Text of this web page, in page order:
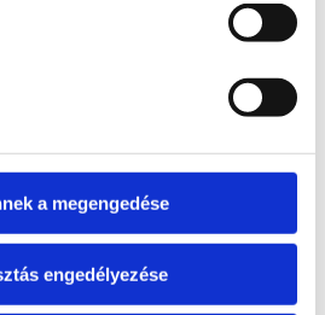
a megengedése
engedélyezése
100 LE